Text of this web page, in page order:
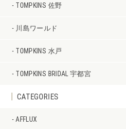
TOMPKINS 佐野
川島ワールド
TOMPKINS 水戸
TOMPKINS BRIDAL 宇都宮
CATEGORIES
AFFLUX